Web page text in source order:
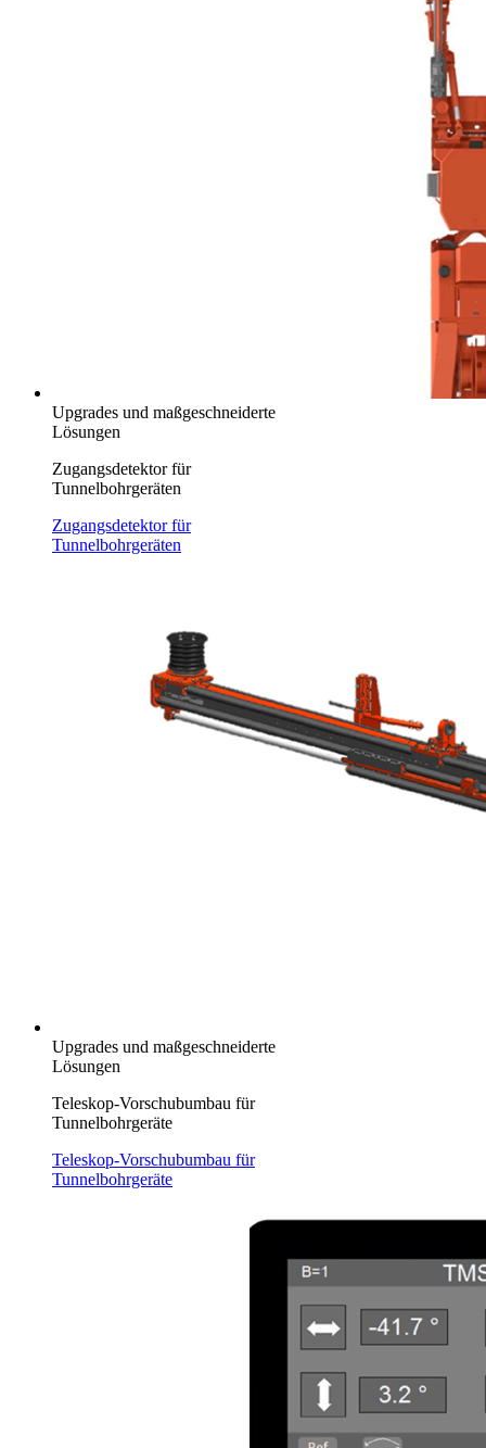
Upgrades und maßgeschneiderte
Lösungen
Zugangsdetektor für
Tunnelbohrgeräten
Zugangsdetektor für
Tunnelbohrgeräten
Upgrades und maßgeschneiderte
Lösungen
Teleskop-Vorschubumbau für
Tunnelbohrgeräte
Teleskop-Vorschubumbau für
Tunnelbohrgeräte